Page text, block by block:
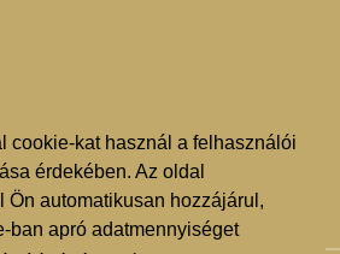
cookie-kat használ a felhasználói
érdekében. Az oldal
Ön automatikusan hozzájárul,
ban apró adatmennyiséget